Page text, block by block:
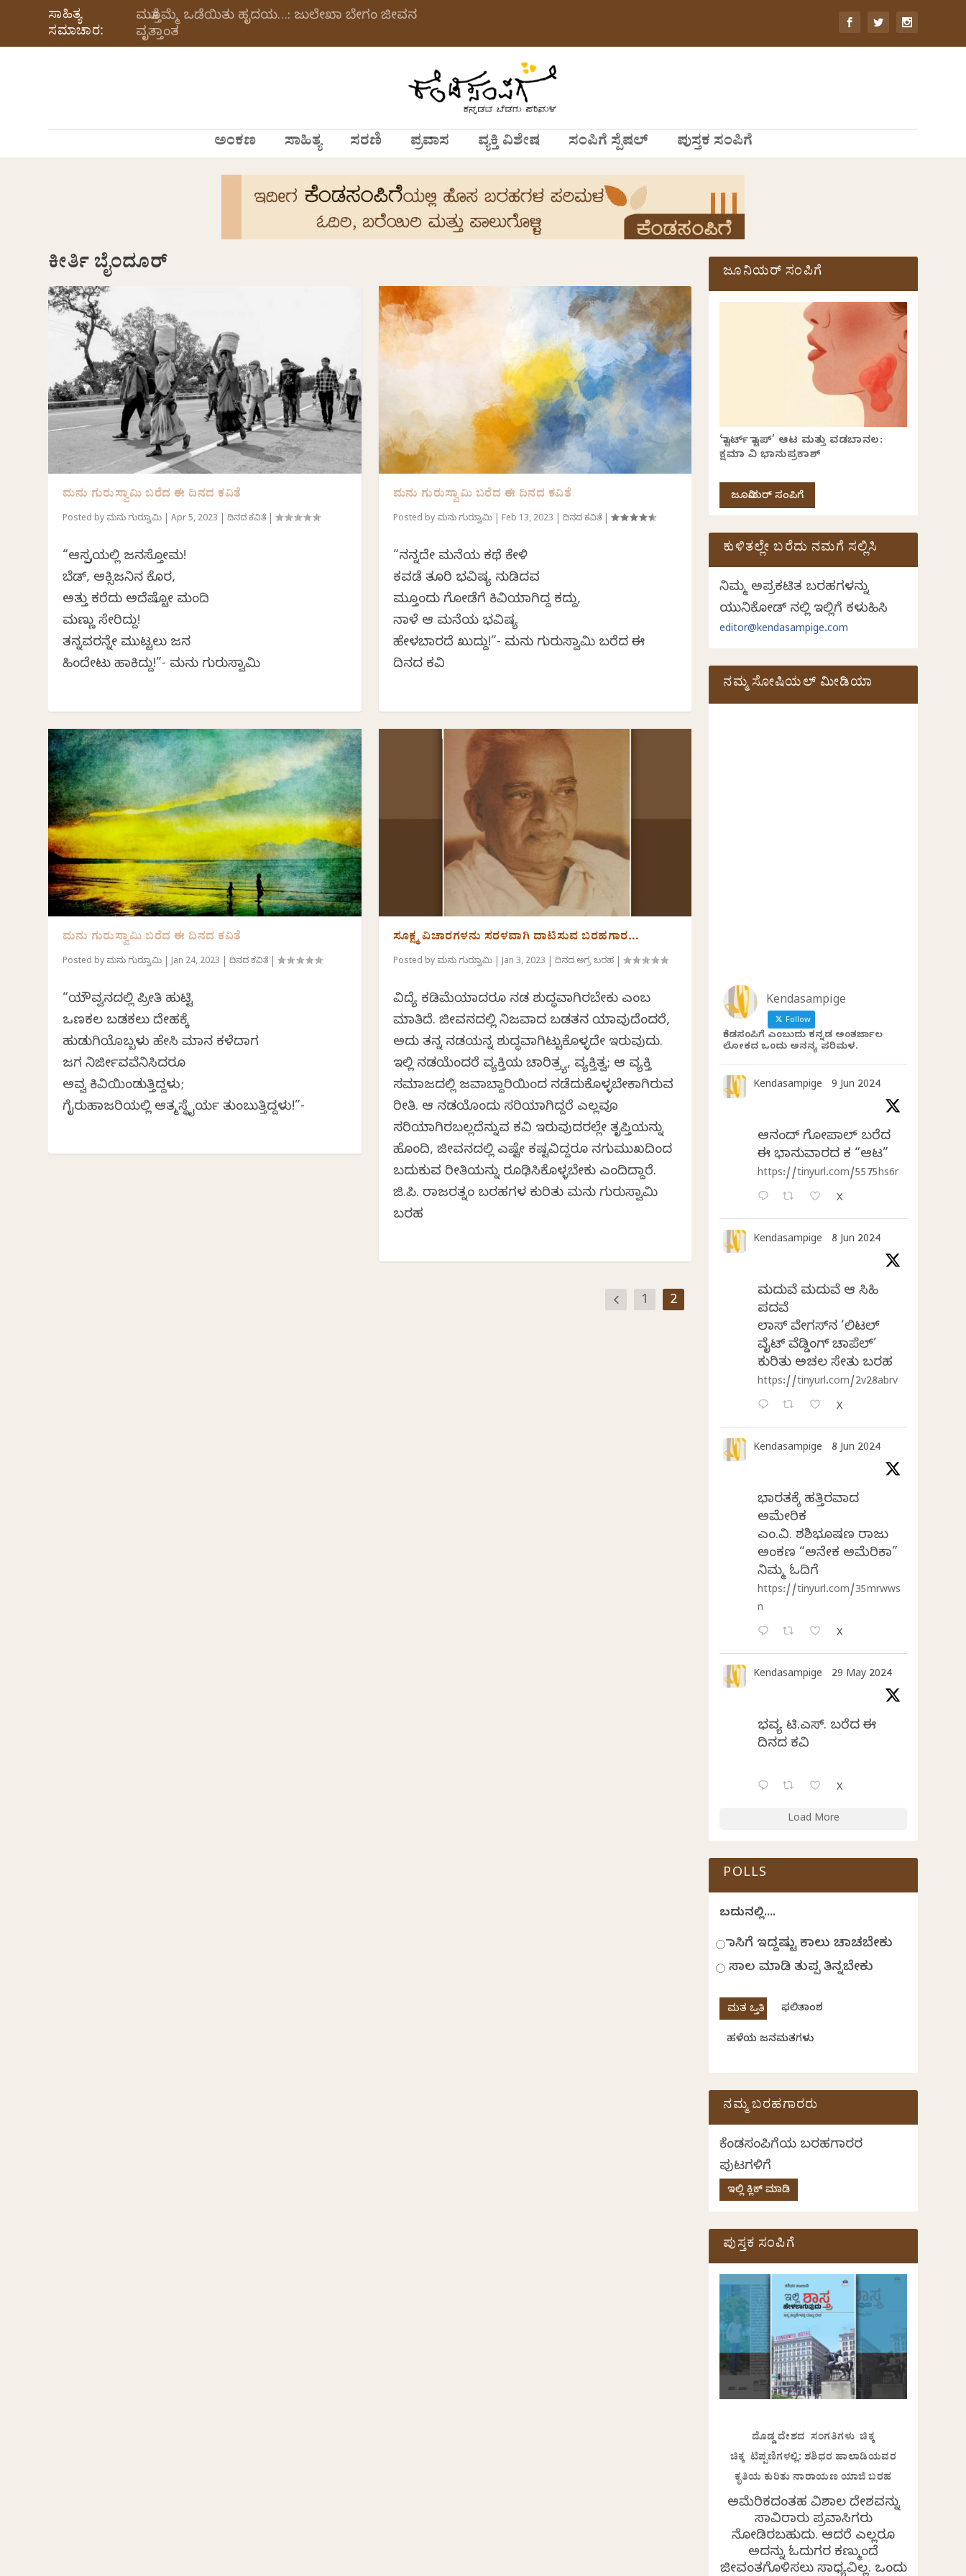
ಸಾಹಿತ್ಯ
ಸಮಾಚಾರ:
ಮತ್ತೊಮ್ಮೆ ಒಡೆಯಿತು ಹೃದಯ…: ಜುಲೇಖಾ ಬೇಗಂ ಜೀವನ
ವೃತ್ತಾಂತ
ಅಂಕಣ ಸಾಹಿತ್ಯ ಸರಣಿ ಪ್ರವಾಸ ವ್ಯಕ್ತಿ ವಿಶೇಷ ಸಂಪಿಗೆ ಸ್ಪೆಷಲ್ ಪುಸ್ತಕ ಸಂಪಿಗೆ
ಕೀರ್ತಿ ಬೈಂದೂರ್
ಮನು ಗುರುಸ್ವಾಮಿ ಬರೆದ ಈ ದಿನದ ಕವಿತೆ
Posted by ಮನು ಗುರುಸ್ವಾಮಿ |Apr 5, 2023 |ದಿನದ ಕವಿತೆ |
“ಆಸ್ಪತ್ರೆಯಲ್ಲಿ ಜನಸ್ತೋಮ!
ಬೆಡ್, ಆಕ್ಸಿಜನಿನ ಕೊರತೆ,
ಅತ್ತು ಕರೆದು ಅದೆಷ್ಟೋ ಮಂದಿ
ಮಣ್ಣು ಸೇರಿದ್ದು!
ತನ್ನವರನ್ನೇ ಮುಟ್ಟಲು ಜನ
ಹಿಂದೇಟು ಹಾಕಿದ್ದು!”- ಮನು ಗುರುಸ್ವಾಮಿ
ಮನು ಗುರುಸ್ವಾಮಿ ಬರೆದ ಈ ದಿನದ ಕವಿತೆ
Posted by ಮನು ಗುರುಸ್ವಾಮಿ |Jan 24, 2023 |ದಿನದ ಕವಿತೆ |
“ಯೌವ್ವನದಲ್ಲಿ ಪ್ರೀತಿ ಹುಟ್ಟಿ
ಒಣಕಲ ಬಡಕಲು ದೇಹಕ್ಕೆ
ಹುಡುಗಿಯೊಬ್ಬಳು ಹೇಸಿ ಮಾನ ಕಳೆದಾಗ
ಜಗ ನಿರ್ಜೀವವೆನಿಸಿದರೂ
ಅವ್ವ ಕಿವಿಯಿಂಡುತ್ತಿದ್ದಳು;
ಗೈರುಹಾಜರಿಯಲ್ಲಿ ಆತ್ಮಸ್ಥೈರ್ಯ ತುಂಬುತ್ತಿದ್ದಳು!”-
ಮನು ಗುರುಸ್ವಾಮಿ ಬರೆದ ಈ ದಿನದ ಕವಿತೆ
Posted by ಮನು ಗುರುಸ್ವಾಮಿ| Feb 13, 2023 ದಿನದ ಕವಿತೆ|
“ನನ್ನದೇ ಮನೆಯ ಕಥೆ ಕೇಳಿ
ಕವಡೆ ತೂರಿ ಭವಿಷ್ಯ ನುಡಿದವ
ಮತ್ತೊಂದು ಗೋಡೆಗೆ ಕಿವಿಯಾಗಿದ್ದ ಕದ್ದು,
ನಾಳೆ ಆ ಮನೆಯ ಭವಿಷ್ಯ
ಹೇಳಬಾರದೆ ಖುದ್ದು!”- ಮನು ಗುರುಸ್ವಾಮಿ ಬರೆದ ಈ
ದಿನದ ಕವಿತೆ
ಸೂಕ್ಷ್ಮ ವಿಚಾರಗಳನು ಸರಳವಾಗಿ ದಾಟಿಸುವ ಬರಹಗಾರ…
Posted by ಮನು ಗುರುಸ್ವಾಮಿ| Jan 3, 2023 ದಿನದ ಅಗ್ರ ಬರಹ|
ವಿದ್ಯೆ ಕಡಿಮೆಯಾದರೂ ನಡತೆ ಶುದ್ಧವಾಗಿರಬೇಕು ಎಂಬ
ಮಾತಿದೆ. ಜೀವನದಲ್ಲಿ ನಿಜವಾದ ಬಡತನ ಯಾವುದೆಂದರೆ,
ಅದು ತನ್ನ ನಡತೆಯನ್ನ ಶುದ್ಧವಾಗಿಟ್ಟುಕೊಳ್ಳದೇ ಇರುವುದು.
ಇಲ್ಲಿ ನಡತೆಯೆಂದರೆ ವ್ಯಕ್ತಿಯ ಚಾರಿತ್ರ್ಯ, ವ್ಯಕ್ತಿತ್ವ; ಆ ವ್ಯಕ್ತಿ
ಸಮಾಜದಲ್ಲಿ ಜವಾಬ್ದಾರಿಯಿಂದ ನಡೆದುಕೊಳ್ಳಬೇಕಾಗಿರುವ
ರೀತಿ. ಆ ನಡತೆಯೊಂದು ಸರಿಯಾಗಿದ್ದರೆ ಎಲ್ಲವೂ
ಸರಿಯಾಗಿರಬಲ್ಲದೆನ್ನುವ ಕವಿ ಇರುವುದರಲ್ಲೇ ತೃಪ್ತಿಯನ್ನು
ಹೊಂದಿ, ಜೀವನದಲ್ಲಿ ಎಷ್ಟೇ ಕಷ್ಟವಿದ್ದರೂ ನಗುಮುಖದಿಂದ
ಬದುಕುವ ರೀತಿಯನ್ನು ರೂಢಿಸಿಕೊಳ್ಳಬೇಕು ಎಂದಿದ್ದಾರೆ.
ಜಿ.ಪಿ. ರಾಜರತ್ನಂ ಬರಹಗಳ ಕುರಿತು ಮನು ಗುರುಸ್ವಾಮಿ
ಬರಹ
1 2
ಜೂನಿಯರ್ ಸಂಪಿಗೆ
‘ಸ್ಟಾರ್ಟ್ ಸ್ಟಾಪ್’ ಆಟ ಮತ್ತು ವಡಬಾನಲ:
ಕ್ಷಮಾ ವಿ ಭಾನುಪ್ರಕಾಶ್
ಜೂನಿಯರ್ ಸಂಪಿಗೆ
ಕುಳಿತಲ್ಲೇ ಬರೆದು ನಮಗೆ ಸಲ್ಲಿಸಿ
ನಿಮ್ಮ ಅಪ್ರಕಟಿತ ಬರಹಗಳನ್ನು
ಯುನಿಕೋಡ್ ನಲ್ಲಿ ಇಲ್ಲಿಗೆ ಕಳುಹಿಸಿ
editor@kendasampige.com
ನಮ್ಮ ಸೋಷಿಯಲ್‌ ಮೀಡಿಯಾ
Kendasampige
Follow
ಕೆಂಡಸಂಪಿಗೆ ಎಂಬುದು ಕನ್ನಡ ಅಂತರ್ಜಾಲ
ಲೋಕದ ಒಂದು ಅನನ್ಯ ಪರಿಮಳ.
Kendasampige 9 Jun 2024
ಆನಂದ್‌ ಗೋಪಾಲ್‌ ಬರೆದ
ಈ ಭಾನುವಾರದ ಕತೆ “ಆಟ”
https://tinyurl.com/5575hs6r
X
Kendasampige 8 Jun 2024
ಮದುವೆ ಮದುವೆ ಆ ಸಿಹಿ
ಪದವೆ
ಲಾಸ್‌ ವೇಗಸ್‌ನ ‘ಲಿಟಲ್
ವೈಟ್ ವೆಡ್ಡಿಂಗ್ ಚಾಪೆಲ್’
ಕುರಿತು ಅಚಲ ಸೇತು ಬರಹ
https://tinyurl.com/2v28abrv
X
Kendasampige 8 Jun 2024
ಭಾರತಕ್ಕೆ ಹತ್ತಿರವಾದ
ಅಮೇರಿಕ
ಎಂ.ವಿ. ಶಶಿಭೂಷಣ ರಾಜು
ಅಂಕಣ “ಅನೇಕ ಅಮೆರಿಕಾ”
ನಿಮ್ಮ ಓದಿಗೆ
https://tinyurl.com/35mrwws
n
X
Kendasampige 29 May 2024
ಭವ್ಯ ಟಿ.ಎಸ್. ಬರೆದ ಈ
ದಿನದ ಕವಿತೆ
X
Load More
POLLS
ಬದುಕಿನಲ್ಲಿ....
ಹಾಸಿಗೆ ಇದ್ದಷ್ಟು ಕಾಲು ಚಾಚಬೇಕು
ಸಾಲ ಮಾಡಿ ತುಪ್ಪ ತಿನ್ನಬೇಕು
ಫಲಿತಾಂಶ
ಹಳೆಯ ಜನಮತಗಳು
ನಮ್ಮ ಬರಹಗಾರರು
ಕೆಂಡಸಂಪಿಗೆಯ ಬರಹಗಾರರ
ಪುಟಗಳಿಗೆ
ಇಲ್ಲಿ ಕ್ಲಿಕ್ ಮಾಡಿ
ಪುಸ್ತಕ ಸಂಪಿಗೆ
ದೊಡ್ಡ ದೇಶದ ಸಂಗತಿಗಳು ಚಿಕ್ಕ
ಚಿಕ್ಕ ಟಿಪ್ಪಣಿಗಳಲ್ಲಿ: ಶಶಿಧರ ಹಾಲಾಡಿಯವರ
ಕೃತಿಯ ಕುರಿತು ನಾರಾಯಣ ಯಾಜಿ ಬರಹ
ಅಮೆರಿಕದಂತಹ ವಿಶಾಲ ದೇಶವನ್ನು
ಸಾವಿರಾರು ಪ್ರವಾಸಿಗರು
ನೋಡಿರಬಹುದು. ಆದರೆ ಎಲ್ಲರೂ
ಅದನ್ನು ಓದುಗರ ಕಣ್ಮುಂದೆ
ಜೀವಂತಗೊಳಿಸಲು ಸಾಧ್ಯವಿಲ್ಲ. ಒಂದು